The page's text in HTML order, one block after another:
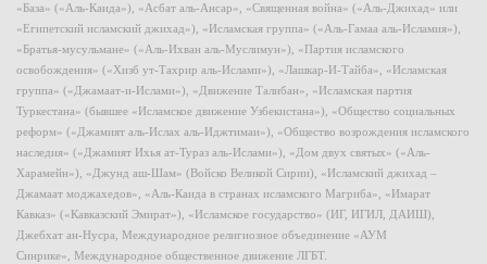
«База» («Аль-Каида»), «Асбат аль-Ансар», «Священная война» («Аль-Джихад» или
«Египетский исламский джихад»), «Исламская группа» («Аль-Гамаа аль-Исламия»),
«Братья-мусульмане» («Аль-Ихван аль-Муслимун»), «Партия исламского
освобождения» («Хизб ут-Тахрир аль-Ислами»), «Лашкар-И-Тайба», «Исламская
группа» («Джамаат-и-Ислами»), «Движение Талибан», «Исламская партия
Туркестана» (бывшее «Исламское движение Узбекистана»), «Общество социальных
реформ» («Джамият аль-Ислах аль-Иджтимаи»), «Общество возрождения исламского
наследия» («Джамият Ихья ат-Тураз аль-Ислами»), «Дом двух святых» («Аль-
Харамейн»), «Джунд аш-Шам» (Войско Великой Сирии), «Исламский джихад –
Джамаат моджахедов», «Аль-Каида в странах исламского Магриба», «Имарат
Кавказ» («Кавказский Эмират»), «Исламское государство» (ИГ, ИГИЛ, ДАИШ),
Джебхат ан-Нусра, Международное религиозное объединение «АУМ
Синрике», Международное общественное движение ЛГБТ.